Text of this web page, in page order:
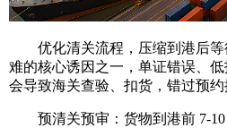
优化清关流程，压缩到港后等
难的核心诱因之一，单证错误、低
会导致海关查验、扣货，错过预约
预清关预审：货物到港前 7-10